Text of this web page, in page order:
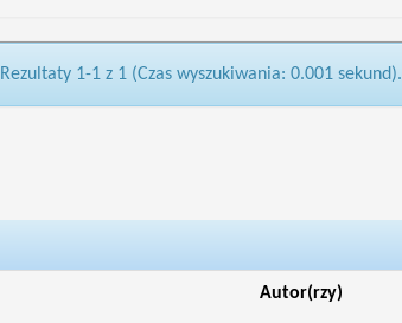
Rezultaty 1-1 z 1 (Czas wyszukiwania: 0.001 sekund).
Autor(rzy)